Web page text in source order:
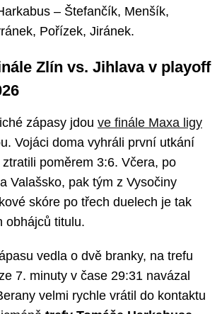
– Štefančík, Menšík,
Pořízek, Jiránek.
Zlín vs. Jihlava v playoff
zápasy jdou ve finále Maxa ligy
Vojáci doma vyhráli první utkání
poměrem 3:6. Včera, po
Valašsko, pak tým z Vysočiny
skóre po třech duelech je tak
obhájců titulu.
vedla o dvě branky, na trefu
7. minuty v čase 29:31 navázal
velmi rychle vrátil do kontaktu